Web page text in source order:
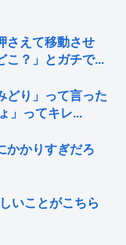
さえて移動させ
？」とガチで...
どり」って言った
」ってキレ...
かかりすぎだろ
いことがこちら